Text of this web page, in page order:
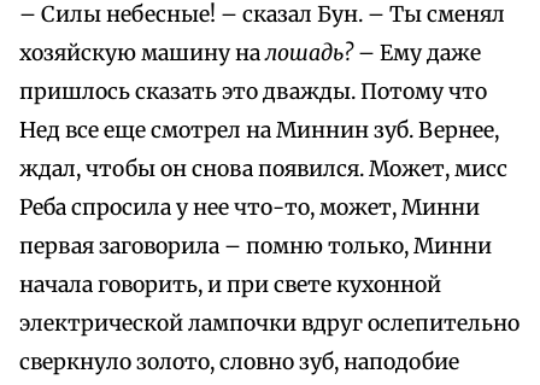
– Силы небесные! – сказал Бун. – Ты сменял
хозяйскую машину налошадь?– Ему даже
пришлось сказать это дважды. Потому что
Нед все еще смотрел на Миннин зуб. Вернее,
ждал, чтобы он снова появился. Может, мисс
Реба спросила у нее что-то, может, Минни
первая заговорила – помню только, Минни
начала говорить, и при свете кухонной
электрической лампочки вдруг ослепительно
сверкнуло золото, словно зуб, наподобие